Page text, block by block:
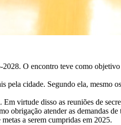
O encontro teve como
cidade. Segundo ela, mesmo
virtude disso as reuniões de
obrigação atender as demandas
a serem cumpridas em 2025.